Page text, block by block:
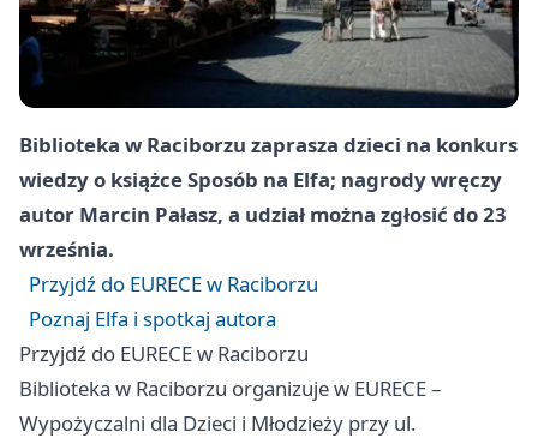
Biblioteka w Raciborzu zaprasza dzieci na konkurs
wiedzy o książce Sposób na Elfa; nagrody wręczy
autor Marcin Pałasz, a udział można zgłosić do 23
września.
Przyjdź do EURECE w Raciborzu
Poznaj Elfa i spotkaj autora
Przyjdź do EURECE w Raciborzu
Biblioteka w Raciborzu organizuje w EURECE –
Wypożyczalni dla Dzieci i Młodzieży przy ul.